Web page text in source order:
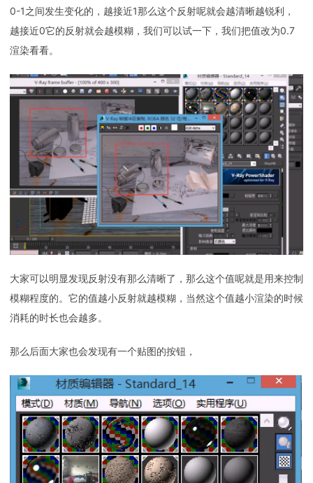
0-1之间发生变化的，越接近1那么这个反射呢就会越清晰越锐利，
越接近0它的反射就会越模糊，我们可以试一下，我们把值改为0.7
渲染看看。
大家可以明显发现反射没有那么清晰了，那么这个值呢就是用来控制
模糊程度的。它的值越小反射就越模糊，当然这个值越小渲染的时候
消耗的时长也会越多。
那么后面大家也会发现有一个贴图的按钮，